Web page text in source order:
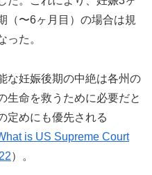
（〜6ヶ月目）の場合は規
った。
な妊娠後期の中絶は各州の
生命を救うために必要だと
定めにも優先される
is US Supreme Court
）。